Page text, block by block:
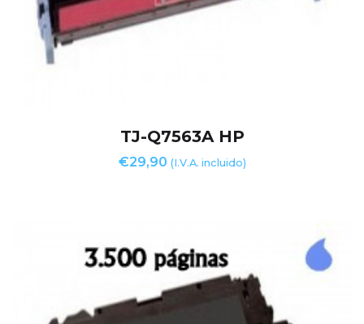
TJ-Q7563A HP
€29,90 (I.V.A. incluido)